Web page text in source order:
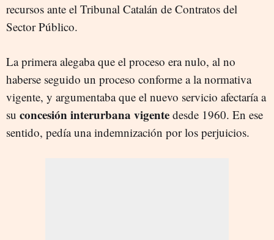
recursos ante el Tribunal Catalán de Contratos del
Sector Público.
La primera alegaba que el proceso era nulo, al no
haberse seguido un proceso conforme a la normativa
vigente, y argumentaba que el nuevo servicio afectaría a
su concesión interurbana vigente desde 1960. En ese
sentido, pedía una indemnización por los perjuicios.